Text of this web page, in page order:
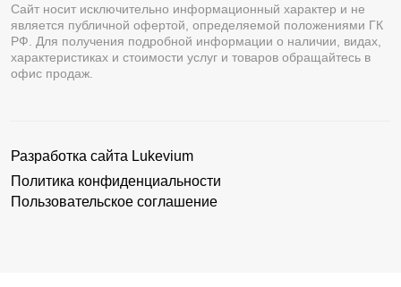
Сайт носит исключительно информационный характер и не
является публичной офертой, определяемой положениями ГК
РФ. Для получения подробной информации о наличии, видах,
характеристиках и стоимости услуг и товаров обращайтесь в
офис продаж.
Разработка сайта Lukevium
Политика конфиденциальности
Пользовательское соглашение